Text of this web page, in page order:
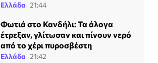
Ελλάδα 21:44
Φωτιά στο Κανδήλι: Τα άλογα
έτρεξαν, γλίτωσαν και πίνουν νερό
από το χέρι πυροσβέστη
Ελλάδα 21:42